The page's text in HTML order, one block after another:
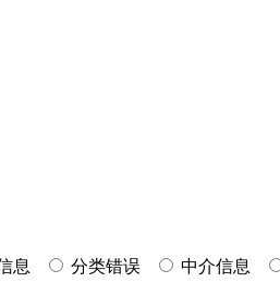
息 分类错误 中介信息